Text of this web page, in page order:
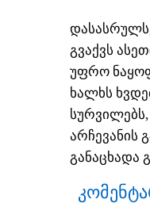
გვაქვს
უფრო
ხალხს
არჩევანის
განაცხადა